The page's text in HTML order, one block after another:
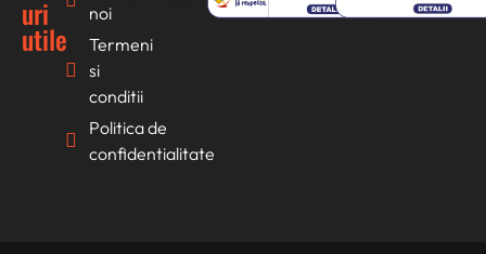
uri
utile
noi
Termeni
si
conditii
Politica de
confidentialitate